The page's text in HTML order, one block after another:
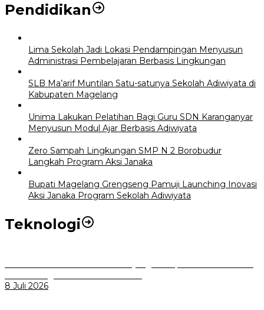
Pendidikan
Lima Sekolah Jadi Lokasi Pendampingan Menyusun
Administrasi Pembelajaran Berbasis Lingkungan
SLB Ma’arif Muntilan Satu-satunya Sekolah Adiwiyata di
Kabupaten Magelang
Unima Lakukan Pelatihan Bagi Guru SDN Karanganyar
Menyusun Modul Ajar Berbasis Adiwiyata
Zero Sampah Lingkungan SMP N 2 Borobudur
Langkah Program Aksi Janaka
Bupati Magelang Grengseng Pamuji Launching Inovasi
Aksi Janaka Program Sekolah Adiwiyata
Teknologi
8 Juli 2026